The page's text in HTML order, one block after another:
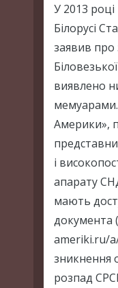
У 2013
Білорусі
заявив про
виявлено
Америки»,
і
апарату
мають
документа
ameriki.ru/
зникнення
розпад